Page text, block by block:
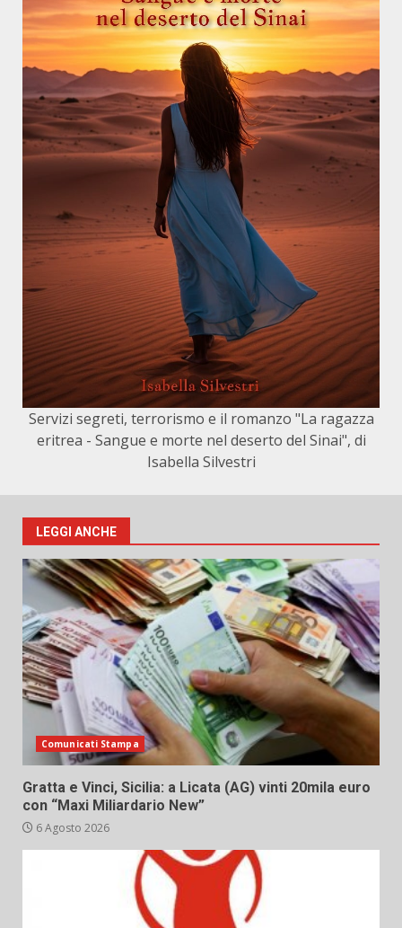
Servizi segreti, terrorismo e il romanzo "La ragazza
eritrea - Sangue e morte nel deserto del Sinai", di
Isabella Silvestri
LEGGI ANCHE
Comunicati Stampa
Gratta e Vinci, Sicilia: a Licata (AG) vinti 20mila euro
con “Maxi Miliardario New”
6 Agosto 2026